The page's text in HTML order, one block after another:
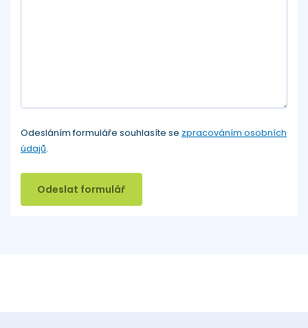
Odesláním formuláře souhlasíte se zpracováním osobních
údajů.
Odeslat formulář